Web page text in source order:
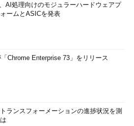
AI処理向けのモジュラーハードウェアプ
ームとASICを発表
Chrome Enterprise 73」をリリース
ランスフォーメーションの進捗状況を測